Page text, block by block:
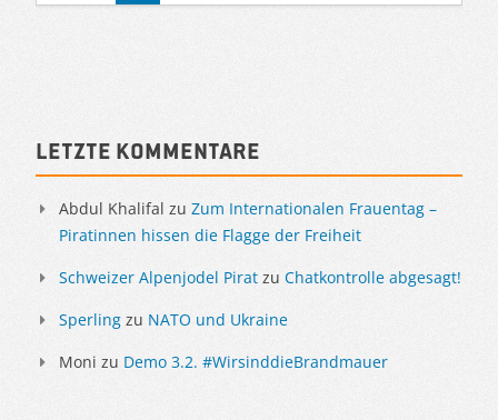
Sidebar
Letzte Kommentare
Abdul Khalifal zu Zum Internationalen Frauentag –
Piratinnen hissen die Flagge der Freiheit
Schweizer Alpenjodel Pirat zu Chatkontrolle abgesagt!
Sperling zu NATO und Ukraine
Moni zu Demo 3.2. #WirsinddieBrandmauer